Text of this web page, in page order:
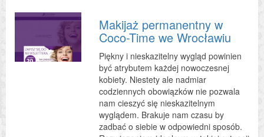
Makijaż permanentny w
Coco-Time we Wrocławiu
Piękny i nieskazitelny wygląd powinien
być atrybutem każdej nowoczesnej
kobiety. Niestety ale nadmiar
codziennych obowiązków nie pozwala
nam cieszyć się nieskazitelnym
wyglądem. Brakuje nam czasu by
zadbać o siebie w odpowiedni sposób.